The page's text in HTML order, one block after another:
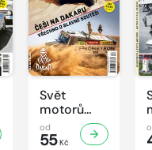
Svět
motorů
Knihovnička
4/2025
od
55Kč